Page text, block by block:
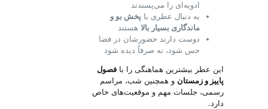
ادویه‌ای را می‌پسندند
به دنبال عطری با پخش بو و
ماندگاری بسیار بالاهستند
دوست دارند حضورشان در فضا
حس شود، نه صرفاً دیده شود
این عطر بیشترین هماهنگی را با فصول
پاییز و زمستانو همچنین شب، مراسم
رسمی، جلسات مهم و موقعیت‌های خاص
دارد.